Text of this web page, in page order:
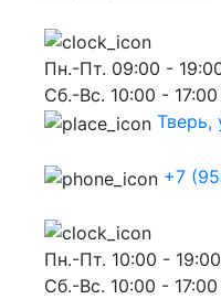
Пн.-Пт. 09:00 -
Сб.-Вс. 10:00 - 17:00
Тверь,
+7
Пн.-Пт. 10:00 - 19:00
Сб.-Вс. 10:00 - 17:00